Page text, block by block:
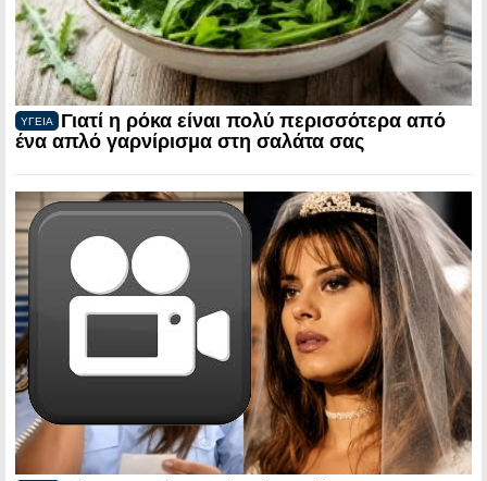
ΥΓΕΙΑ
Γιατί η ρόκα είναι πολύ περισσότερα από
ένα απλό γαρνίρισμα στη σαλάτα σας